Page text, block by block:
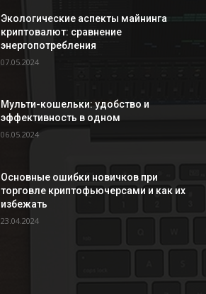
Экологические аспекты майнинга
криптовалют: сравнение
энергопотребления
07.05.2024
Мульти-кошельки: удобство и
эффективность в одном
06.05.2024
Основные ошибки новичков при
торговле криптофьючерсами и как их
избежать
23.04.2024